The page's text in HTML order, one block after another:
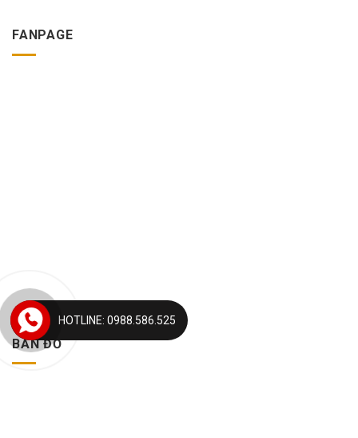
FANPAGE
BẢN ĐỒ
HOTLINE: 0988.586.525